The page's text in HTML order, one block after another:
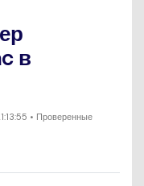
в
• Проверенные